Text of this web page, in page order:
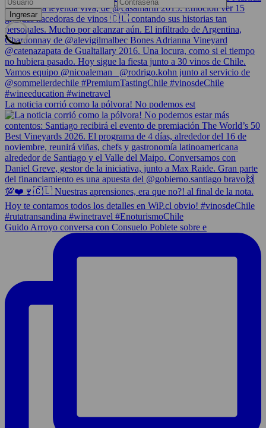
La noticia corrió como la pólvora! No podemos est
Guido Arroyo conversa con Consuelo Poblete sobre e